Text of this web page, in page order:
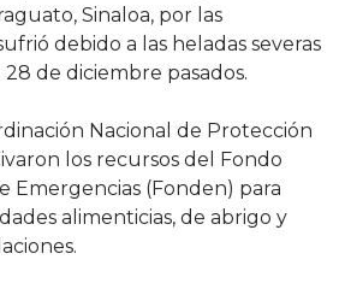
Sinaloa, por las
debido a las heladas severas
de diciembre pasados.
Nacional de Protección
los recursos del Fondo
Emergencias (Fonden) para
alimenticias, de abrigo y